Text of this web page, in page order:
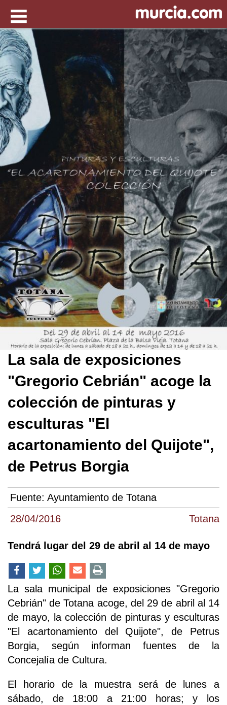
28/04/2016 Totana
La sala de exposiciones
"Gregorio Cebrián" acoge la
colección de pinturas y
esculturas "El
acartonamiento del Quijote",
de Petrus Borgia
Fuente: Ayuntamiento de Totana
Tendrá lugar del 29 de abril al 14 de mayo
La sala municipal de exposiciones "Gregorio
Cebrián" de Totana acoge, del 29 de abril al 14
de mayo, la colección de pinturas y esculturas
"El acartonamiento del Quijote", de Petrus
Borgia, según informan fuentes de la
Concejalía de Cultura.
El horario de la muestra será de lunes a
sábado, de 18:00 a 21:00 horas; y los